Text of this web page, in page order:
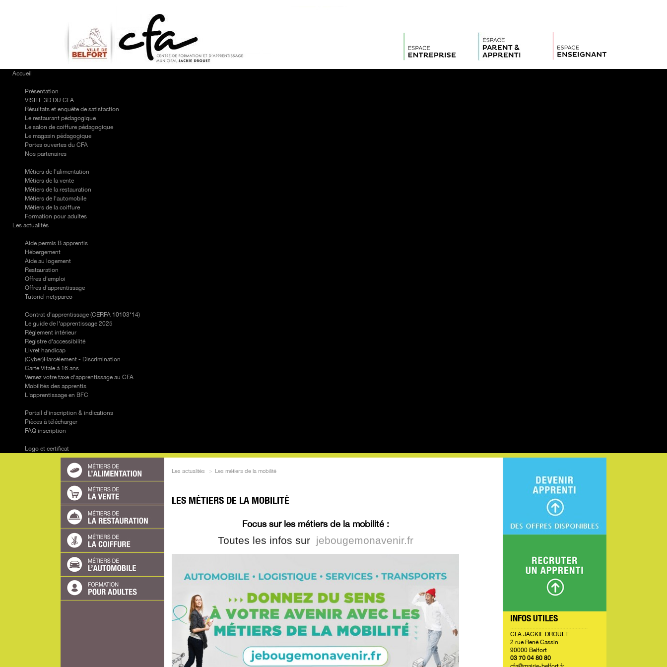
Accueil
Présentation
VISITE 3D DU CFA
Résultats et enquête de satisfaction
Le restaurant pédagogique
Le salon de coiffure pédagogique
Le magasin pédagogique
Portes ouvertes du CFA
Nos partenaires
Métiers de l'alimentation
Métiers de la vente
Métiers de la restauration
Métiers de l'automobile
Métiers de la coiffure
Formation pour adultes
Les actualités
Aide permis B apprentis
Hébergement
Aide au logement
Restauration
Offres d'emploi
Offres d'apprentissage
Tutoriel netypareo
Contrat d'apprentissage (CERFA 10103*14)
Le guide de l'apprentissage 2025
Règlement intérieur
Registre d'accessibilité
Livret handicap
(Cyber)Harcèlement - Discrimination
Carte Vitale à 16 ans
Versez votre taxe d'apprentissage au CFA
Mobilités des apprentis
L'apprentissage en BFC
Portail d'inscription & indications
Pièces à télécharger
FAQ inscription
Logo et certificat
Les actualités > Les métiers de la mobilité
LES MÉTIERS DE LA MOBILITÉ
Focus sur les métiers de la mobilité :
Toutes les infos sur jebougemonavenir.fr
INFOS UTILES
....................................................
CFA JACKIE DROUET
2 rue René Cassin
90000 Belfort
03 70 04 80 80